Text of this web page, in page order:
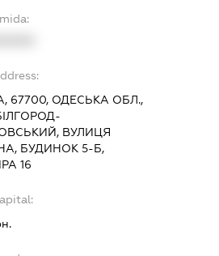
67700, ОДЕСЬКА ОБЛ.,
ВУЛИЦЯ
БУДИНОК 5-Б,
16